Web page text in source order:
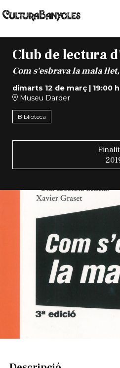
Club de lectura
Com s'esbrava la mala
dimarts 12 de març| 19:00 h
Museu Darder
Biblioteca